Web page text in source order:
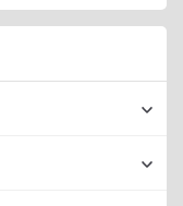
んので、安心し